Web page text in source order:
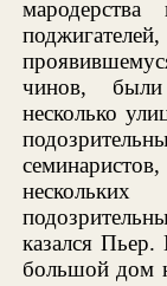
чинов,
несколько
казался Пьер.
большой дом